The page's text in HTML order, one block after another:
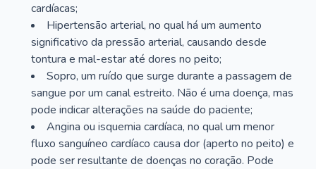
cardíacas;
Hipertensão arterial, no qual há um aumento
significativo da pressão arterial, causando desde
tontura e mal-estar até dores no peito;
Sopro, um ruído que surge durante a passagem de
sangue por um canal estreito. Não é uma doença, mas
pode indicar alterações na saúde do paciente;
Angina ou isquemia cardíaca, no qual um menor
fluxo sanguíneo cardíaco causa dor (aperto no peito) e
pode ser resultante de doenças no coração. Pode